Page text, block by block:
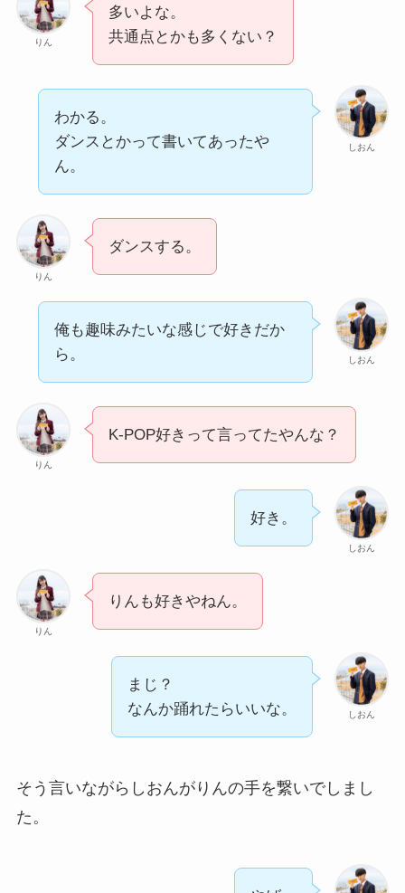
りん
多いよな。
共通点とかも多くない？
しおん
わかる。
ダンスとかって書いてあったや
ん。
りん
ダンスする。
しおん
俺も趣味みたいな感じで好きだか
ら。
りん
K-POP好きって言ってたやんな？
しおん
好き。
りん
りんも好きやねん。
しおん
まじ？
なんか踊れたらいいな。
そう言いながらしおんがりんの手を繋いでしまし
た。